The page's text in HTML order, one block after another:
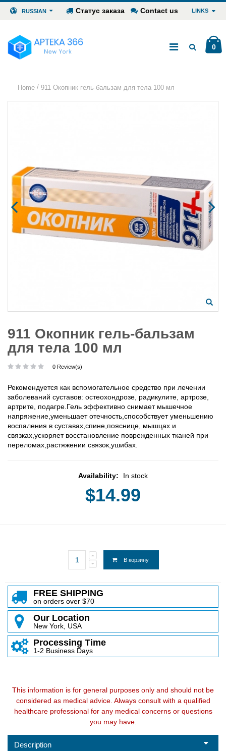
RUSSIAN Статус заказа Contact us LINKS
0
Home / 911 Окопник гель-бальзам для тела 100 мл
911 Окопник гель-бальзам
для тела 100 мл
0 Review(s)
Рекомендуется как вспомогательное средство при лечении
заболеваний суставов: остеохондрозе, радикулите, артрозе,
артрите, подагре.Гель эффективно снимает мышечное
напряжение,уменьшает отечность,способствует уменьшению
воспаления в суставах,спине,пояснице, мышцах и
связках,ускоряет восстановление поврежденных тканей при
переломах,растяжении связок,ушибах.
Availability: In stock
$14.99
В корзину
FREE SHIPPING
on orders over $70
Our Location
New York, USA
Processing Time
1-2 Business Days
This information is for general purposes only and should not be
considered as medical advice. Always consult with a qualified
healthcare professional for any medical concerns or questions
you may have.
Description